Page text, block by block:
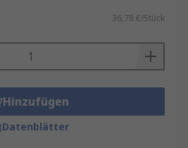
36,78 €/Stück
Hinzufügen
Datenblätter